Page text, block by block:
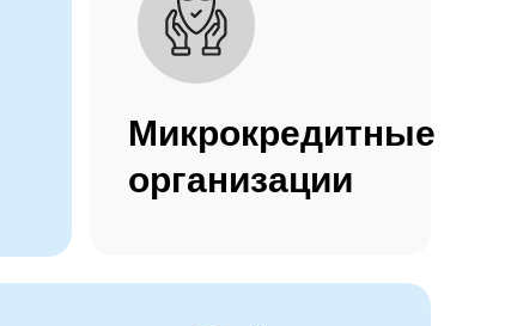
Микрокредитные
организации